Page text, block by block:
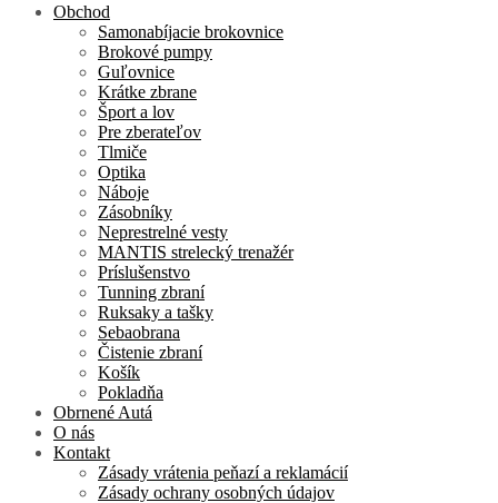
Obchod
Samonabíjacie brokovnice
Brokové pumpy
Guľovnice
Krátke zbrane
Šport a lov
Pre zberateľov
Tlmiče
Optika
Náboje
Zásobníky
Neprestrelné vesty
MANTIS strelecký trenažér
Príslušenstvo
Tunning zbraní
Ruksaky a tašky
Sebaobrana
Čistenie zbraní
Košík
Pokladňa
Obrnené Autá
O nás
Kontakt
Zásady vrátenia peňazí a reklamácií
Zásady ochrany osobných údajov